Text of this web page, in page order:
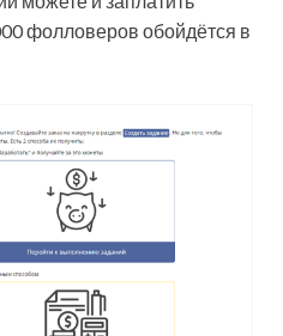
фолловеров обойдётся в